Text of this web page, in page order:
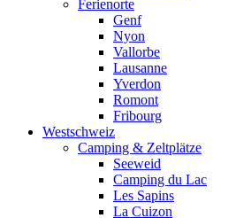
Ferienorte
Genf
Nyon
Vallorbe
Lausanne
Yverdon
Romont
Fribourg
Westschweiz
Camping & Zeltplätze
Seeweid
Camping du Lac
Les Sapins
La Cuizon